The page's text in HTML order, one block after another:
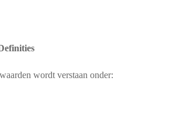
wordt verstaan onder: